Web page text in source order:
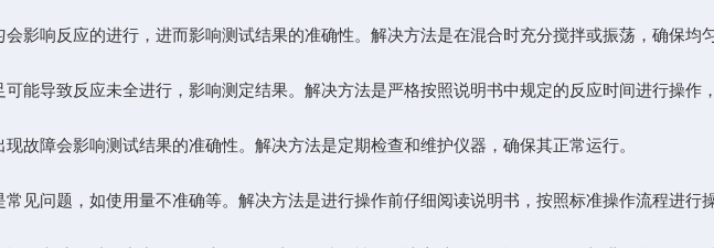
响反应的进行，进而影响测试结果的准确性。解决方法是在混合时充分搅拌或振荡，确保均匀
导致反应未全进行，影响测定结果。解决方法是严格按照说明书中规定的反应时间进行操作，
障会影响测试结果的准确性。解决方法是定期检查和维护仪器，确保其正常运行。
问题，如使用量不准确等。解决方法是进行操作前仔细阅读说明书，按照标准操作流程进行操